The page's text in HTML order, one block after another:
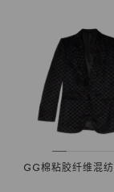
GG棉粘胶纤维混